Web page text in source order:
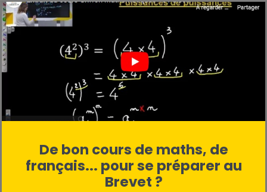
De bon cours de maths, de
français... pour se préparer au
Brevet ?